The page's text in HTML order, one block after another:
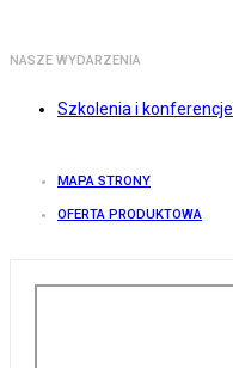
NASZE WYDARZENIA
Szkolenia i konferencje
MAPA STRONY
OFERTA PRODUKTOWA